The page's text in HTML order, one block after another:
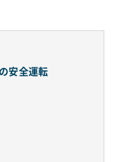
安全運転